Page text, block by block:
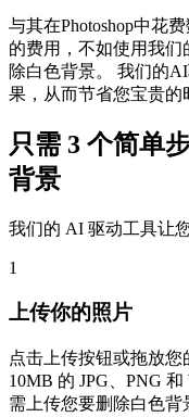
与其在Photoshop中花
的费用，不如使用我
除白色背景。 我们的
果，从而节省您宝贵的
只需 3 个简单
背景
我们的 AI 驱动工具让
1
上传你的照片
点击上传按钮或拖放
10MB 的 JPG、PNG
需上传您要删除白色背